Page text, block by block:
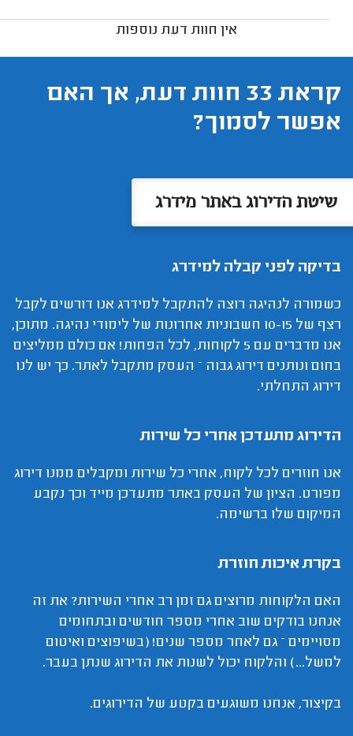
אין חוות דעת נוספות
קראת 33 חוות דעת, אך האם
אפשר לסמוך?
שיטת הדירוג באתר מידרג
בדיקה לפני קבלה למידרג
כשמורה לנהיגה רוצה להתקבל למידרג אנו דורשים לקבל
רצף של 10-15 חשבוניות אחרונות של לימודי נהיגה. מתוכן,
אנו מדברים עם 5 לקוחות, לכל הפחות! אם כולם ממליצים
בחום ונותנים דירוג גבוה – העסק מתקבל לאתר. כך יש לנו
דירוג התחלתי.
הדירוג מתעדכן אחרי כל שירות
אנו חוזרים לכל לקוח, אחרי כל שירות ומקבלים ממנו דירוג
מפורט. הציון של העסק באתר מתעדכן מייד וכך נקבע
המיקום שלו ברשימה.
בקרת איכות חוזרת
האם הלקוחות מרוצים גם זמן רב אחרי השירות? את זה
אנחנו בודקים שוב אחרי מספר חודשים ובתחומים
מסויימים – גם לאחר מספר שנים! (בשיפוצים ואיטום
למשל...) והלקוח יכול לשנות את הדירוג שנתן בעבר.
בקיצור, אנחנו משוגעים בקטע של הדירוגים.